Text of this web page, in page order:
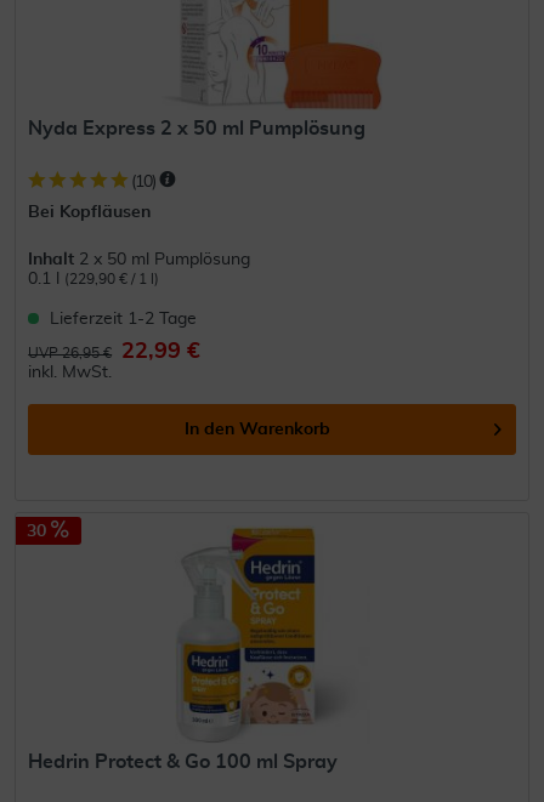
Nyda Express 2 x 50 ml Pumplösung
(10)
Bei Kopfläusen
Inhalt 2 x 50 ml Pumplösung
0.1 l
(229,90 € / 1 l)
Lieferzeit 1-2 Tage
UVP 26,95 € 22,99 €
inkl. MwSt.
In den Warenkorb
30
Hedrin Protect & Go 100 ml Spray